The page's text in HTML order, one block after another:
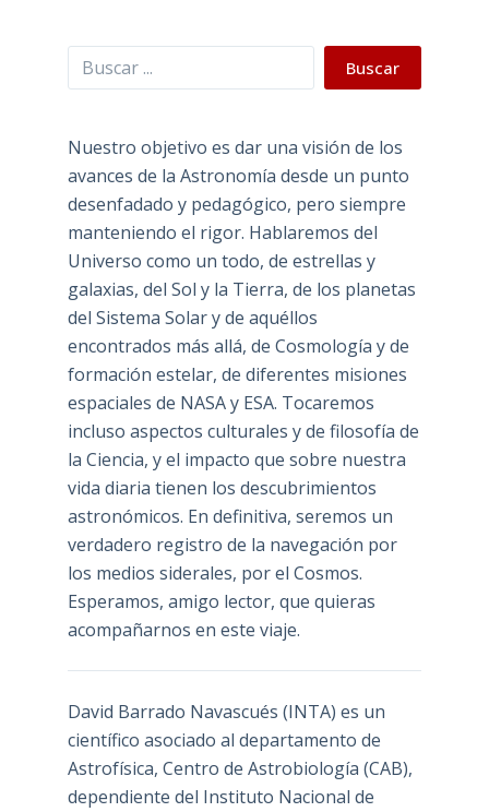
Buscar Buscar
Nuestro objetivo es dar una visión de los
avances de la Astronomía desde un punto
desenfadado y pedagógico, pero siempre
manteniendo el rigor. Hablaremos del
Universo como un todo, de estrellas y
galaxias, del Sol y la Tierra, de los planetas
del Sistema Solar y de aquéllos
encontrados más allá, de Cosmología y de
formación estelar, de diferentes misiones
espaciales de NASA y ESA. Tocaremos
incluso aspectos culturales y de filosofía de
la Ciencia, y el impacto que sobre nuestra
vida diaria tienen los descubrimientos
astronómicos. En definitiva, seremos un
verdadero registro de la navegación por
los medios siderales, por el Cosmos.
Esperamos, amigo lector, que quieras
acompañarnos en este viaje.
David Barrado Navascués (INTA) es un
científico asociado al departamento de
Astrofísica, Centro de Astrobiología (CAB),
dependiente del Instituto Nacional de